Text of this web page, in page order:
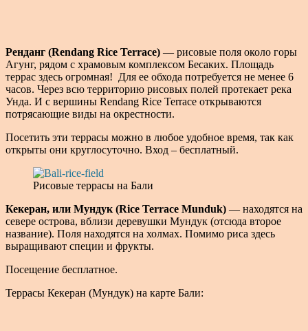
Ренданг (Rendang Rice Terrace) — рисовые поля около горы
Агунг, рядом с храмовым комплексом Бесаких. Площадь
террас здесь огромная! Для ее обхода потребуется не менее 6
часов. Через всю территорию рисовых полей протекает река
Унда. И с вершины Rendang Rice Terrace открываются
потрясающие виды на окрестности.
Посетить эти террасы можно в любое удобное время, так как
открыты они круглосуточно. Вход – бесплатный.
Рисовые террасы на Бали
Кекеран, или Мундук (Rice Terrace Munduk) — находятся на
севере острова, вблизи деревушки Мундук (отсюда второе
название). Поля находятся на холмах. Помимо риса здесь
выращивают специи и фрукты.
Посещение бесплатное.
Террасы Кекеран (Мундук) на карте Бали: